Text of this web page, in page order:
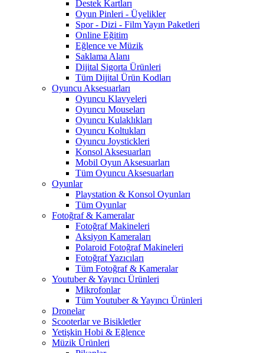
Destek Kartları
Oyun Pinleri - Üyelikler
Spor - Dizi - Film Yayın Paketleri
Online Eğitim
Eğlence ve Müzik
Saklama Alanı
Dijital Sigorta Ürünleri
Tüm Dijital Ürün Kodları
Oyuncu Aksesuarları
Oyuncu Klavyeleri
Oyuncu Mouseları
Oyuncu Kulaklıkları
Oyuncu Koltukları
Oyuncu Joystickleri
Konsol Aksesuarları
Mobil Oyun Aksesuarları
Tüm Oyuncu Aksesuarları
Oyunlar
Playstation & Konsol Oyunları
Tüm Oyunlar
Fotoğraf & Kameralar
Fotoğraf Makineleri
Aksiyon Kameraları
Polaroid Fotoğraf Makineleri
Fotoğraf Yazıcıları
Tüm Fotoğraf & Kameralar
Youtuber & Yayıncı Ürünleri
Mikrofonlar
Tüm Youtuber & Yayıncı Ürünleri
Dronelar
Scooterlar ve Bisikletler
Yetişkin Hobi & Eğlence
Müzik Ürünleri